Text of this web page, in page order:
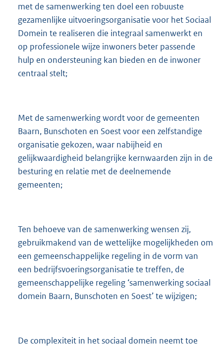
met de samenwerking ten doel een robuuste
gezamenlijke uitvoeringsorganisatie voor het Sociaal
Domein te realiseren die integraal samenwerkt en
op professionele wijze inwoners beter passende
hulp en ondersteuning kan bieden en de inwoner
centraal stelt;
Met de samenwerking wordt voor de gemeenten
Baarn, Bunschoten en Soest voor een zelfstandige
organisatie gekozen, waar nabijheid en
gelijkwaardigheid belangrijke kernwaarden zijn in de
besturing en relatie met de deelnemende
gemeenten;
Ten behoeve van de samenwerking wensen zij,
gebruikmakend van de wettelijke mogelijkheden om
een gemeenschappelijke regeling in de vorm van
een bedrijfsvoeringsorganisatie te treffen, de
gemeenschappelijke regeling ‘samenwerking sociaal
domein Baarn, Bunschoten en Soest’ te wijzigen;
De complexiteit in het sociaal domein neemt toe